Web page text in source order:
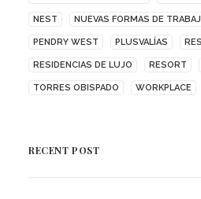
NEST NUEVAS FORMAS DE
PENDRY WEST PLUSVALÍAS
RESIDENCIAS DE LUJO RESORT
TORRES OBISPADO WORKPLACE
RECENT POST